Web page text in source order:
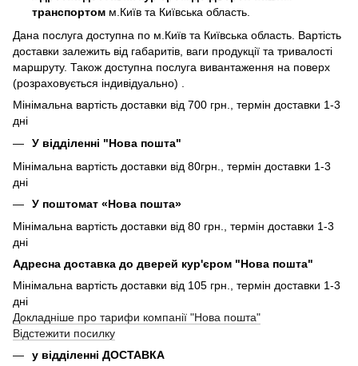
транспортом м.Київ та Київська область.
Дана послуга доступна по м.Київ та Київська область. Вартість
доставки залежить від габаритів, ваги продукції та тривалості
маршруту. Також доступна послуга вивантаження на поверх
(розраховується індивідуально) .
Мінімальна вартість доставки від 700 грн., термін доставки 1-3
дні
У відділенні "Нова пошта"
Мінімальна вартість доставки від 80грн., термін доставки 1-3
дні
У поштомат «Нова пошта»
Мінімальна вартість доставки від 80 грн., термін доставки 1-3
дні
Адресна доставка до дверей кур'єром "Нова пошта"
Мінімальна вартість доставки від 105 грн., термін доставки 1-3
дні
Докладніше про тарифи компанії "Нова пошта"
Відстежити посилку
у відділенні ДОСТАВКА